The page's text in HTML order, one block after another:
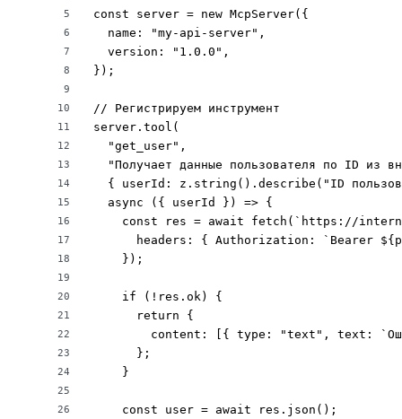
5
6
7
8
9
10
11
12
13
14
15
16
17
18
19
20
21
22
23
24
25
26
const server = new McpServer({
  name: "my-api-server",
  version: "1.0.0",
});
// Регистрируем инструмент
server.tool(
  "get_user",
"Получает данные пользователя по ID из
{ userId: z.string().describe("ID
  async ({ userId }) => {
const res = await fetch(`https://
headers: { Authorization: `Bearer
    });
    if (!res.ok) {
      return {
content: [{ type: "text", text:
      };
    }
    const user = await res.json();